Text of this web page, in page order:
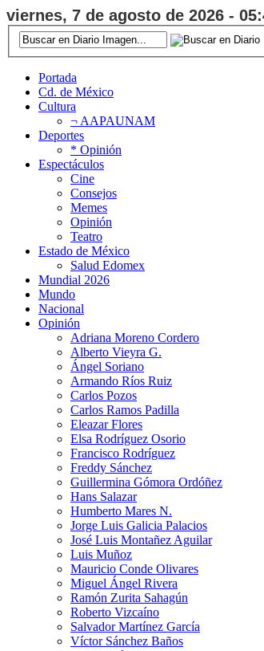
viernes, 7 de agosto de 2026 -
Portada
Cd. de México
Cultura
¬ AAPAUNAM
Deportes
* Opinión
Espectáculos
Cine
Consejos
Memes
Opinión
Teatro
Estado de México
Salud Edomex
Mundial 2026
Mundo
Nacional
Opinión
Adriana Moreno Cordero
Alberto Vieyra G.
Ángel Soriano
Armando Ríos Ruiz
Carlos Pozos
Carlos Ramos Padilla
Eleazar Flores
Elsa Rodríguez Osorio
Francisco Rodríguez
Freddy Sánchez
Guillermina Gómora Ordóñez
Hans Salazar
Humberto Mares N.
Jorge Luis Galicia Palacios
José Luis Montañez Aguilar
Luis Muñoz
Mauricio Conde Olivares
Miguel Ángel Rivera
Ramón Zurita Sahagún
Roberto Vizcaíno
Salvador Martínez García
Víctor Sánchez Baños